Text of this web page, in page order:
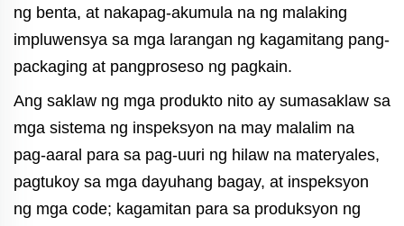
ng benta, at nakapag-akumula na ng malaking
impluwensya sa mga larangan ng kagamitang pang-
packaging at pangproseso ng pagkain.
Ang saklaw ng mga produkto nito ay sumasaklaw sa
mga sistema ng inspeksyon na may malalim na
pag-aaral para sa pag-uuri ng hilaw na materyales,
pagtukoy sa mga dayuhang bagay, at inspeksyon
ng mga code; kagamitan para sa produksyon ng